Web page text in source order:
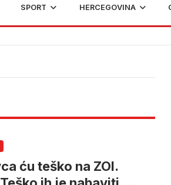
SPORT HERCEGOVINA
ću teško na ZOI.